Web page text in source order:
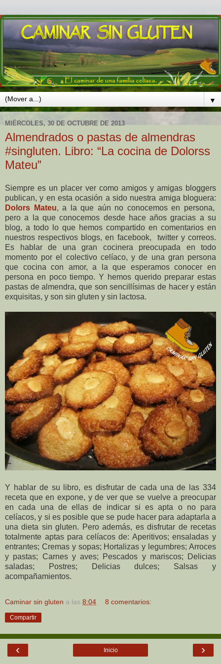
▼
MIÉRCOLES, 30 DE OCTUBRE DE 2013
Almendrados o pastas de almendras
#singluten. Libro: “La cocina de Dolorss
Mateu”
Siempre es un placer ver como amigos y amigas bloggers
publican, y en esta ocasión a sido nuestra amiga bloguera:
Dolors Mateu, a la que aún no conocemos en persona,
pero a la que conocemos desde hace años gracias a su
blog, a todo lo que hemos compartido en comentarios en
nuestros respectivos blogs, en facebook, twitter y correos.
Es hablar de una gran cocinera preocupada en todo
momento por el colectivo celíaco, y de una gran persona
que cocina con amor, a la que esperamos conocer en
persona en poco tiempo. Y hemos querido preparar estas
pastas de almendra, que son sencillísimas de hacer y están
exquisitas, y son sin gluten y sin lactosa.
Y hablar de su libro, es disfrutar de cada una de las 334
receta que en expone, y de ver que se vuelve a preocupar
en cada una de ellas de indicar si es apta o no para
celíacos, y si es posible que se pude hacer para adaptarla a
una dieta sin gluten. Pero además, es disfrutar de recetas
totalmente aptas para celíacos de: Aperitivos; ensaladas y
entrantes; Cremas y sopas; Hortalizas y legumbres; Arroces
y pastas; Carnes y aves; Pescados y mariscos; Delicias
saladas; Postres; Delicias dulces; Salsas y
acompañamientos.
Caminar sin gluten a las 8:04 8 comentarios:
Compartir
‹ ›
Inicio